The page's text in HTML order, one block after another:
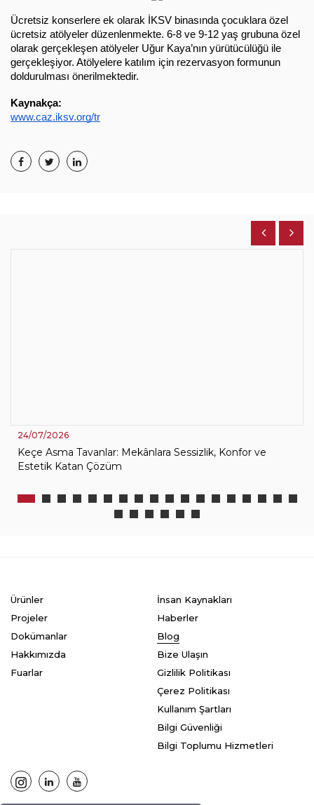
Ücretsiz konserlere ek olarak İKSV binasında çocuklara özel
ücretsiz atölyeler düzenlenmekte. 6-8 ve 9-12 yaş grubuna özel
olarak gerçekleşen atölyeler Uğur Kaya’nın yürütücülüğü ile
gerçekleşiyor. Atölyelere katılım için rezervasyon formunun
doldurulması önerilmektedir.
Kaynakça:
www.caz.iksv.org/tr
24/07/2026
Keçe Asma Tavanlar: Mekânlara Sessizlik, Konfor ve
Estetik Katan Çözüm
Ürünler
Projeler
Dokümanlar
Hakkımızda
Fuarlar
İnsan Kaynakları
Haberler
Blog
Bize Ulaşın
Gizlilik Politikası
Çerez Politikası
Kullanım Şartları
Bilgi Güvenliği
Bilgi Toplumu Hizmetleri